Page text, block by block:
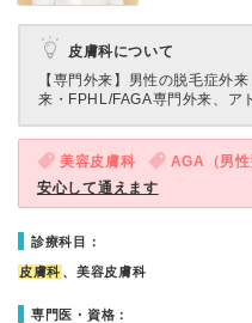
皮膚科について
【専門外来】 男性の脱毛症外
来・FPHL/FAGA専門外来、ア
美容皮膚科 AGA（男性
安心して通えます
診療科目：
皮膚科 、美容皮膚科
専門医・資格：